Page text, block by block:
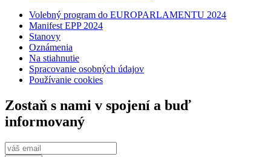
Volebný program do EUROPARLAMENTU 2024
Manifest EPP 2024
Stanovy
Oznámenia
Na stiahnutie
Spracovanie osobných údajov
Používanie cookies
Zostaň s nami v spojení a buď
informovaný